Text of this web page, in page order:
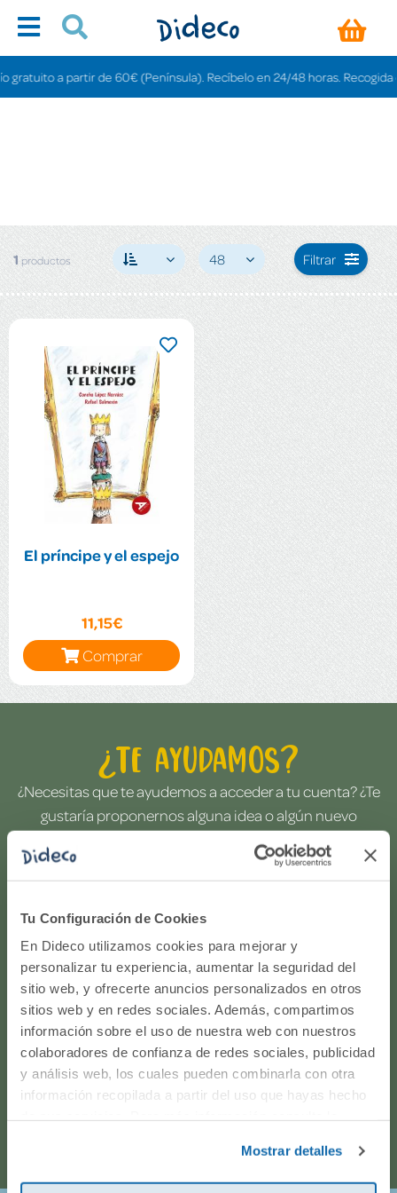
Tu Configuración de Cookies
En Dideco utilizamos cookies para mejorar y
personalizar tu experiencia, aumentar la seguridad del
sitio web, y ofrecerte anuncios personalizados en otros
sitios web y en redes sociales. Además, compartimos
información sobre el uso de nuestra web con nuestros
colaboradores de confianza de redes sociales, publicidad
y análisis web, los cuales pueden combinarla con otra
información recopilada a partir del uso que hayas hecho
Mostrar detalles
a partir de 60€ (Península). Recíbelo en 24/48 horas. Recogida
1 productos 48 Filtrar
El príncipe y el espejo
11,15€
Comprar
¿Te ayudamos?
¿Necesitas que te ayudemos a acceder a tu cuenta? ¿Te
gustaría proponernos alguna idea o algún nuevo
producto? ¿Has realizado un pedido y quieres saber si
todo va viento en popa? Ponte en contacto con
nosotros.
916597360
Correo electrónico
Horario de atención telefónica: de Lunes a Viernes, de
9:00h a 17:00h.